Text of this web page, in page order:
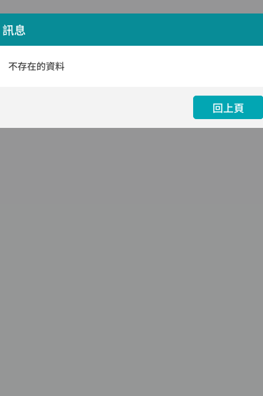
訊息
不存在的資料
回上頁